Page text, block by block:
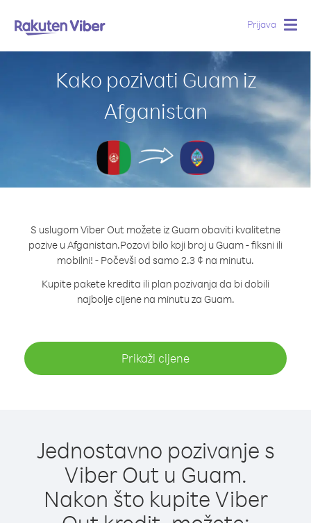
Prijava
Kako pozivati Guam iz
Afganistan
S uslugom Viber Out možete iz Guam obaviti kvalitetne
pozive u Afganistan.Pozovi bilo koji broj u Guam - fiksni ili
mobilni! - Počevši od samo 2.3 ¢ na minutu.
Kupite pakete kredita ili plan pozivanja da bi dobili
najbolje cijene na minutu za Guam.
Prikaži cijene
Jednostavno pozivanje s
Viber Out u Guam.
Nakon što kupite Viber